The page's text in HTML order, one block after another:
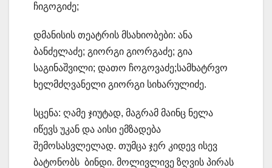
ჩიგოგიძე;
დმანისის თეატრის მსახიობები: ანა
ბანძელაძე; გიორგი გიორგაძე; გია
საგინაშვილი; დათო ჩოგოვაძე;სამხატრვო
ხელმძღვანელი გიორგი სიხარულიძე.
სცენა: ღამე ჯიუტად, მაგრამ მაინც ნელა
იწევს უკან და აისი ემზადება
შემოსასვლელად. თუმცა ჯერ კიდევ ისევ
ბატონობს ბინდი. მოლივლივე ზღვის პირას